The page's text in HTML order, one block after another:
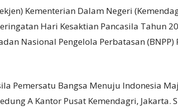
Kementerian Dalam Negeri
Hari Kesaktian Pancasila Tahun
Nasional Pengelola Perbatasan (BNPP)
Pemersatu Bangsa Menuju Indonesia
A Kantor Pusat Kemendagri, Jakarta.